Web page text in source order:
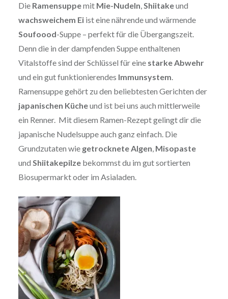
Die Ramensuppemit Mie-Nudeln,Shiitakeund
wachsweichem Eiist eine nährende und wärmende
Soufoood-Suppe – perfekt für die Übergangszeit.
Denn die in der dampfenden Suppe enthaltenen
Vitalstoffe sind der Schlüssel für eine starke Abwehr
und ein gut funktionierendes Immunsystem.
Ramensuppe gehört zu den beliebtesten Gerichten der
japanischen Kücheund ist bei uns auch mittlerweile
ein Renner. Mit diesem Ramen-Rezept gelingt dir die
japanische Nudelsuppe auch ganz einfach. Die
Grundzutaten wie getrocknete Algen, Misopaste
und Shiitakepilzebekommst du im gut sortierten
Biosupermarkt oder im Asialaden.